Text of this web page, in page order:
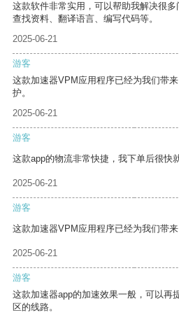
这款软件非常实用，可以帮助我解决很
查找资料、翻译语言、编写代码等。
2025-06-21
游客
这款加速器VPM应用程序已经为我们带
护。
2025-06-21
游客
这款app的物流非常快捷，我下单后很快
2025-06-21
游客
这款加速器VPM应用程序已经为我们带来
2025-06-21
游客
这款加速器app的加速效果一般，可以再
区的线路。